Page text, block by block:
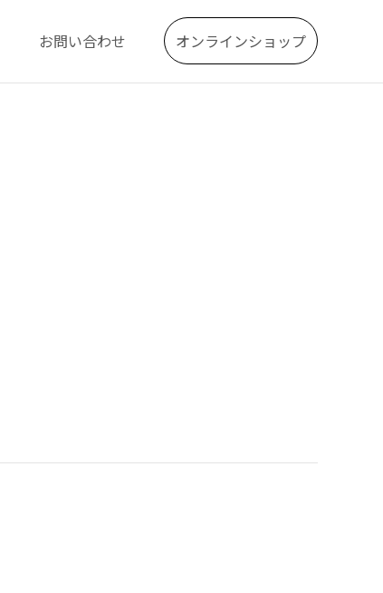
お問い合わせ オンラインショップ